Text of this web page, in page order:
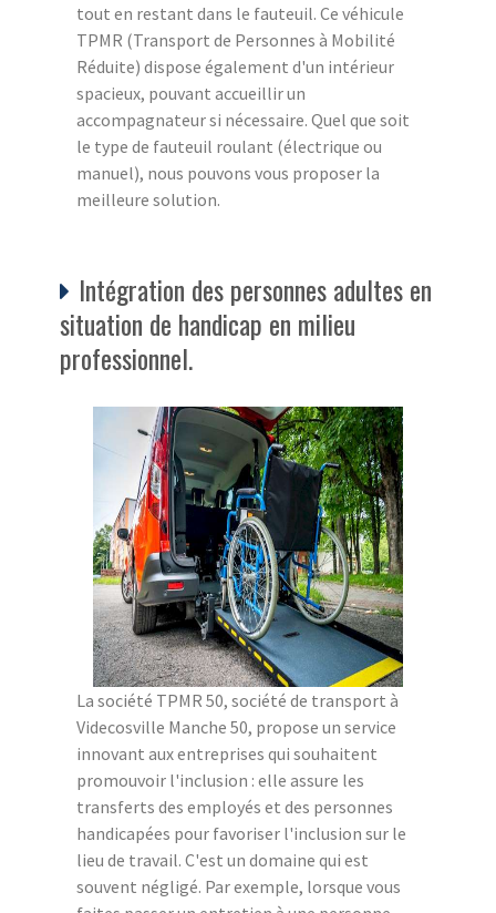
tout en restant dans le fauteuil. Ce véhicule
TPMR (Transport de Personnes à Mobilité
Réduite) dispose également d'un intérieur
spacieux, pouvant accueillir un
accompagnateur si nécessaire. Quel que soit
le type de fauteuil roulant (électrique ou
manuel), nous pouvons vous proposer la
meilleure solution.
Intégration des personnes adultes en
situation de handicap en milieu
professionnel.
La société TPMR 50, société de transport à
Videcosville Manche 50, propose un service
innovant aux entreprises qui souhaitent
promouvoir l'inclusion : elle assure les
transferts des employés et des personnes
handicapées pour favoriser l'inclusion sur le
lieu de travail. C'est un domaine qui est
souvent négligé. Par exemple, lorsque vous